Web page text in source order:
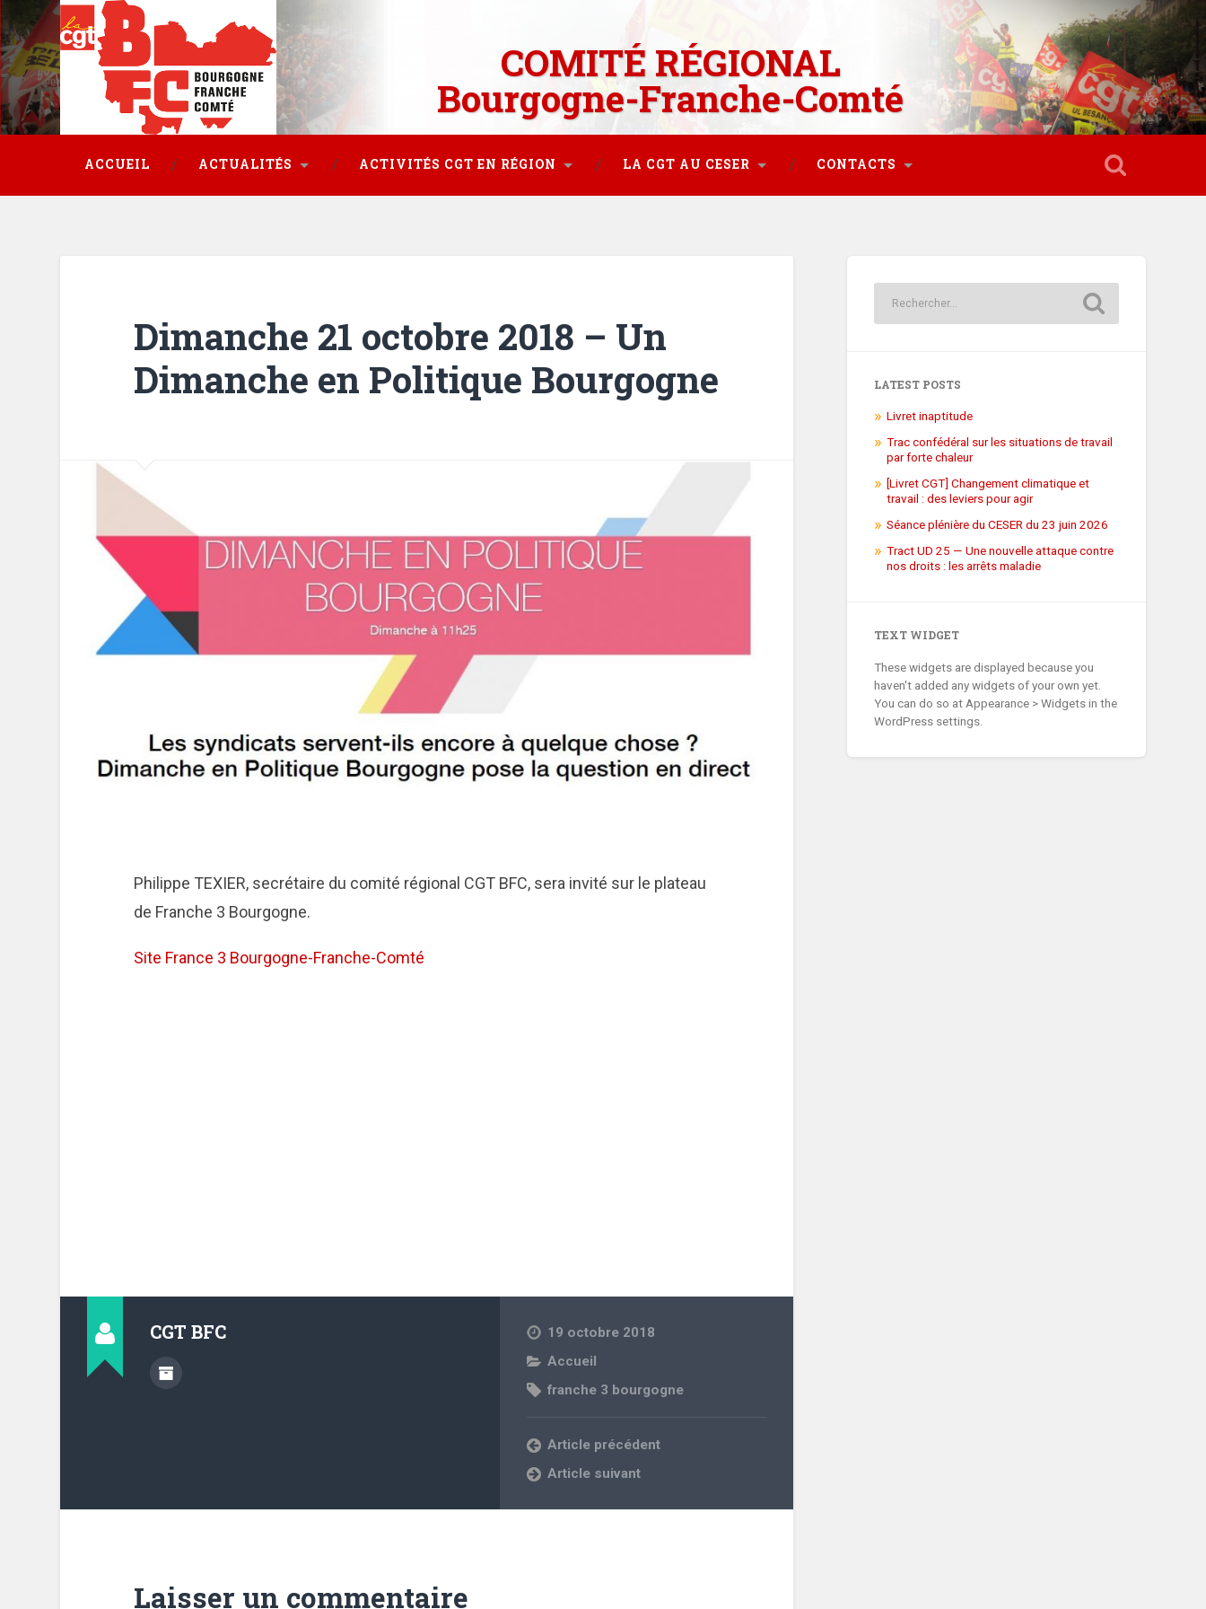
COMITÉ RÉGIONAL
Bourgogne-Franche-Comté
ACCUEIL ACTUALITÉS ACTIVITÉS CGT EN RÉGION LA CGT AU CESER CONTACTS
Dimanche 21 octobre 2018 – Un
Dimanche en Politique Bourgogne
Philippe TEXIER, secrétaire du comité régional CGT BFC, sera invité sur le plateau
de Franche 3 Bourgogne.
Site France 3 Bourgogne-Franche-Comté
CGT BFC
19 octobre 2018
Accueil
franche 3 bourgogne
Article précédent
Article suivant
Laisser un commentaire
LATEST POSTS
Livret inaptitude
Trac confédéral sur les situations de travail
par forte chaleur
[Livret CGT] Changement climatique et
travail : des leviers pour agir
Séance plénière du CESER du 23 juin 2026
Tract UD 25 — Une nouvelle attaque contre
nos droits : les arrêts maladie
TEXT WIDGET
These widgets are displayed because you
haven't added any widgets of your own yet.
You can do so at Appearance > Widgets in the
WordPress settings.